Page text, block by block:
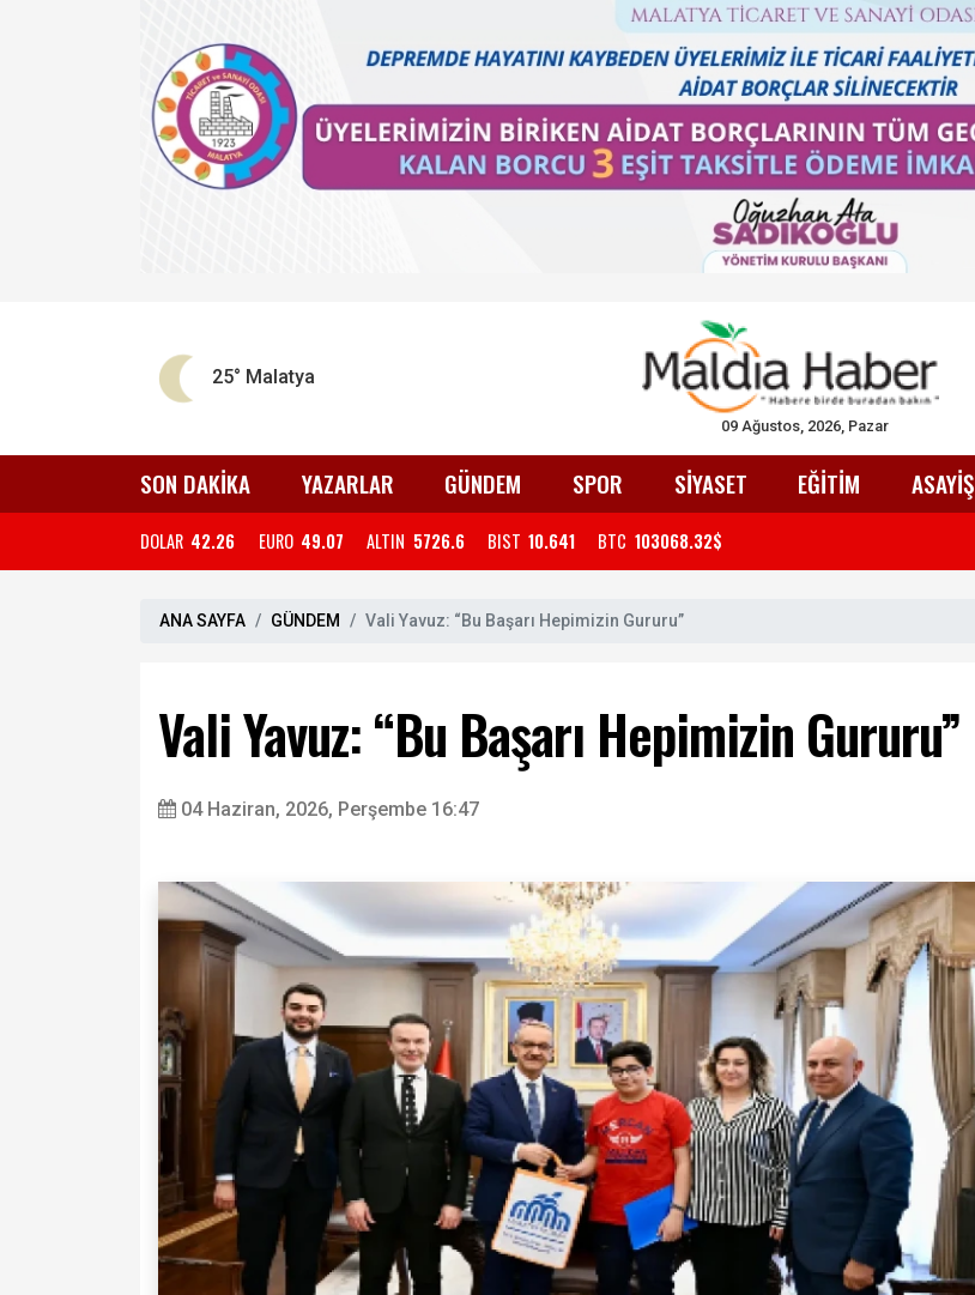
25° Malatya
09 Ağustos, 2026, Pazar
SON DAKİKA YAZARLAR GÜNDEM SPOR SİYASET EĞİTİM ASAYİŞ
DOLAR 42.26 EURO 49.07 ALTIN 5726.6 BIST 10.641 BTC 103068.32$
ANA SAYFA GÜNDEM Vali Yavuz: “Bu Başarı Hepimizin Gururu”
Vali Yavuz: “Bu Başarı Hepimizin Gururu”
04 Haziran, 2026, Perşembe 16:47